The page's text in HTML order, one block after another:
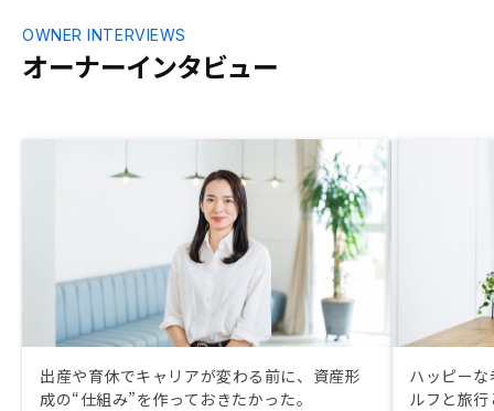
オーナーインタビュー
OWNER INTERVIEWS
出産や育休でキャリアが変わる前に、資産形
成の“仕組み”を作っておきたかった。
ハッピー
ルフと旅